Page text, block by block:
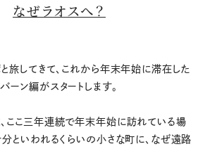
なぜラオスへ？
と旅してきて、これから年末年始に滞在した
ーン編がスタートします。
ここ三年連続で年末年始に訪れている場
分といわれるくらいの小さな町に、なぜ遠路